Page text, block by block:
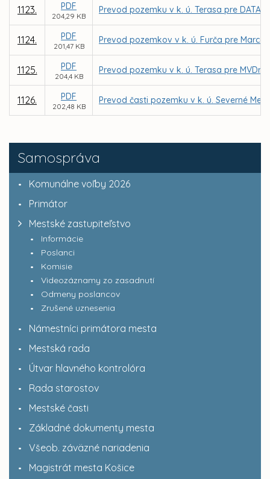
Samospráva
Komunálne voľby 2026
Primátor
Mestské zastupiteľstvo
Informácie
Poslanci
Komisie
Videozáznamy zo zasadnutí
Odmeny poslancov
Zrušené uznesenia
Námestníci primátora mesta
Mestská rada
Útvar hlavného kontrolóra
Rada starostov
Mestské časti
Základné dokumenty mesta
Všeob. záväzné nariadenia
Magistrát mesta Košice
1123. PDF
204,29 KB
Prevod pozemku v k. ú. Terasa pre
1124. PDF
201,47 KB
Prevod pozemkov v k. ú. Furča pre
1125. PDF
204,4 KB
Prevod pozemku v k. ú. Terasa pre
1126. PDF
202,48 KB
Prevod časti pozemku v k. ú. Severné